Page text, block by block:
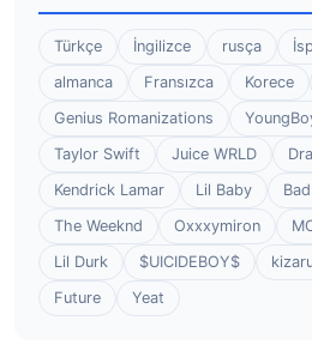
Türkçe İngilizce rusça
almanca
Fransızca Korece
Genius Romanizations
Taylor Swift
Juice WRLD
Kendrick Lamar
Lil Baby
The Weeknd
Oxxxymiron
Lil Durk
$UICIDEBOY$
Future
Yeat